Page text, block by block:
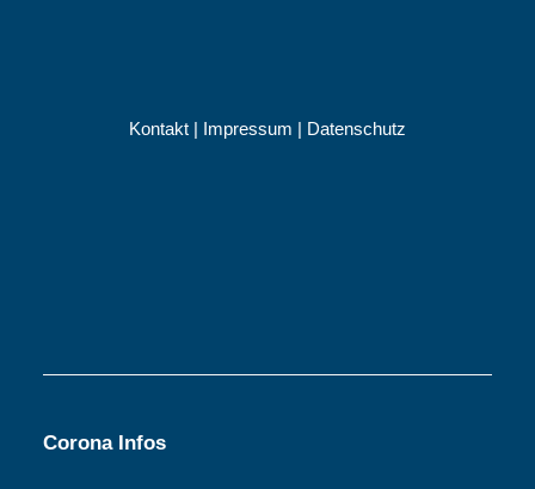
Kontakt | Impressum | Datenschutz
Corona Infos